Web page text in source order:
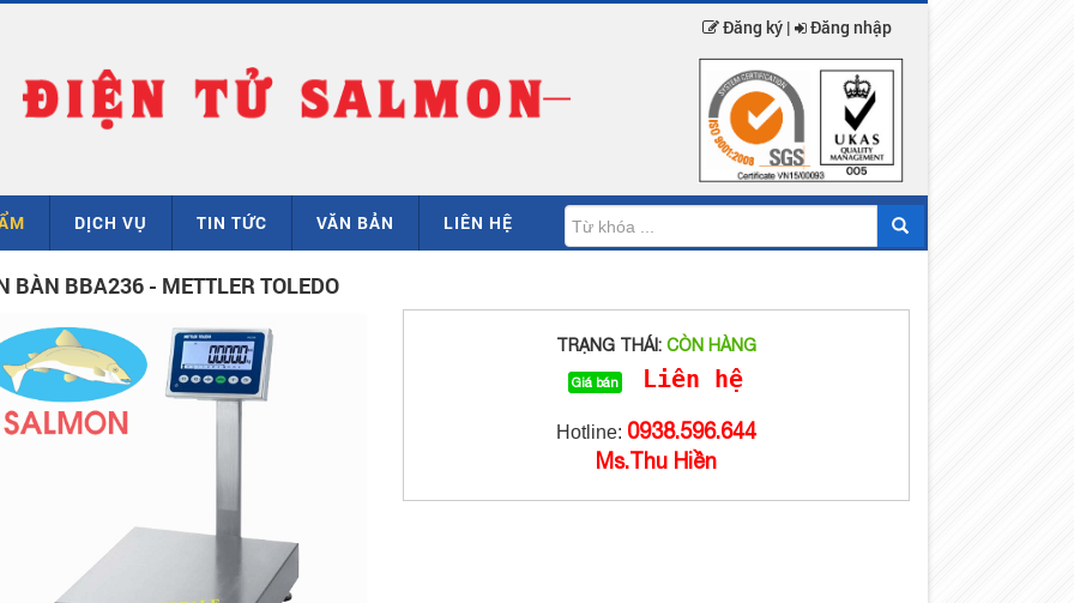
Đăng ký | Đăng nhập
DỊCH VỤ TIN TỨC VĂN BẢN LIÊN HỆ
BÀN BBA236 - METTLER TOLEDO
TRẠNG THÁI:CÒN HÀNG
Giá bán Liên hệ
Hotline: 0938.596.644
Ms.Thu Hiền